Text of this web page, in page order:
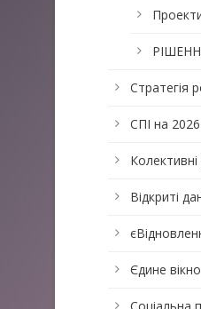
Стратегія
СПІ на
Відкриті
Єдине